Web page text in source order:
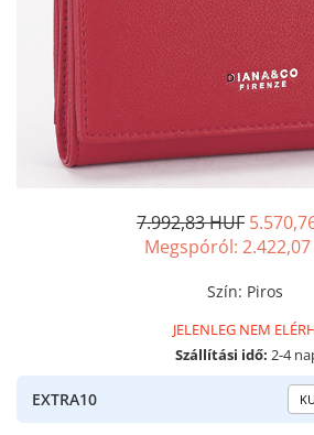
7.992,83 HUF
Megspóról: 2.422,07
Szín: Piros
JELENLEG NEM
Szállítási idő: 2-4
EXTRA10